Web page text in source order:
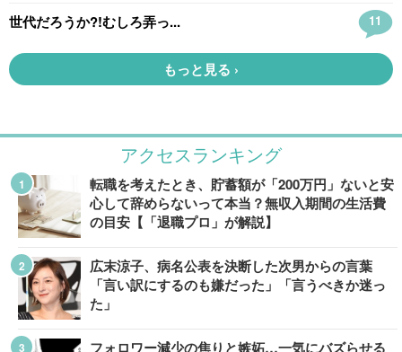
アクセスランキング
転職を考えたとき、貯蓄額が「200万円」ないと安
心して辞めらないって本当？無収入期間の生活費
の目安【「退職プロ」が解説】
広末涼子、病名公表を決断した次男からの言葉
「言い訳にするのも嫌だった」「言うべきか迷っ
た」
フォロワー減少の焦りと嫉妬…一気にバズらせる